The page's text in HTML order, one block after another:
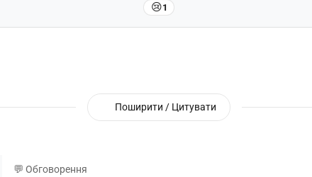
😢1
Поширити / Цитувати
💬 Обговорення